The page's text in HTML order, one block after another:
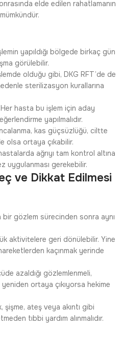
elde edilen rahatlamanın
yapıldığı bölgede birkaç gün
görülebilir.
olduğu gibi, DKG RFT’de de
sterilizasyon kurallarına
Her hasta bu işlem için aday
yapılmalıdır.
kas güçsüzlüğü, ciltte
olsa ortaya çıkabilir.
ağrıyı tam kontrol altına
uygulanması gerekebilir.
ve Dikkat Edilmesi
bir gözlem sürecinden sonra aynı
aktivitelere geri dönülebilir. Yine
kaçınmak yerinde
azaldığı gözlemlenmeli,
ortaya çıkıyorsa hekime
şişme, ateş veya akıntı gibi
tıbbi yardım alınmalıdır.